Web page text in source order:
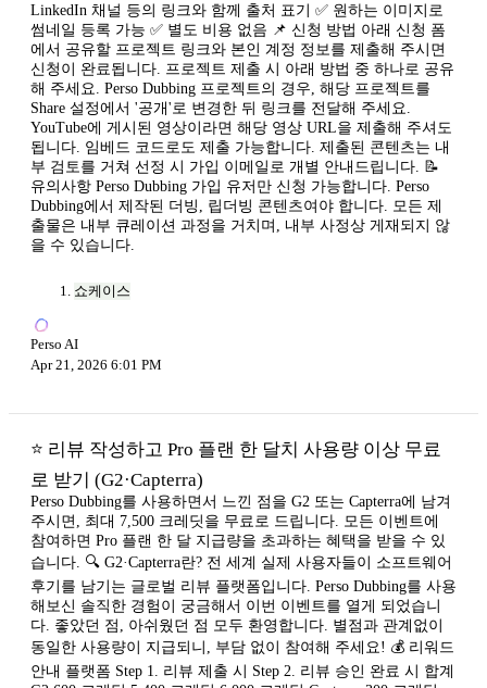
LinkedIn 채널 등의 링크와 함께 출처 표기 ✅ 원하는 이미지로
썸네일 등록 가능 ✅ 별도 비용 없음 📌 신청 방법 아래 신청 폼
에서 공유할 프로젝트 링크와 본인 계정 정보를 제출해 주시면
신청이 완료됩니다. 프로젝트 제출 시 아래 방법 중 하나로 공유
해 주세요. Perso Dubbing 프로젝트의 경우, 해당 프로젝트를
Share 설정에서 '공개'로 변경한 뒤 링크를 전달해 주세요.
YouTube에 게시된 영상이라면 해당 영상 URL을 제출해 주셔도
됩니다. 임베드 코드로도 제출 가능합니다. 제출된 콘텐츠는 내
부 검토를 거쳐 선정 시 가입 이메일로 개별 안내드립니다. 📝
유의사항 Perso Dubbing 가입 유저만 신청 가능합니다. Perso
Dubbing에서 제작된 더빙, 립더빙 콘텐츠여야 합니다. 모든 제
출물은 내부 큐레이션 과정을 거치며, 내부 사정상 게재되지 않
을 수 있습니다.
쇼케이스
Perso AI
Apr 21, 2026 6:01 PM
⭐ 리뷰 작성하고 Pro 플랜 한 달치 사용량 이상 무료
로 받기 (G2·Capterra)
Perso Dubbing를 사용하면서 느낀 점을 G2 또는 Capterra에 남겨
주시면, 최대 7,500 크레딧을 무료로 드립니다. 모든 이벤트에
참여하면 Pro 플랜 한 달 지급량을 초과하는 혜택을 받을 수 있
습니다. 🔍 G2·Capterra란? 전 세계 실제 사용자들이 소프트웨어
후기를 남기는 글로벌 리뷰 플랫폼입니다. Perso Dubbing를 사용
해보신 솔직한 경험이 궁금해서 이번 이벤트를 열게 되었습니
다. 좋았던 점, 아쉬웠던 점 모두 환영합니다. 별점과 관계없이
동일한 사용량이 지급되니, 부담 없이 참여해 주세요! 💰 리워드
안내 플랫폼 Step 1. 리뷰 제출 시 Step 2. 리뷰 승인 완료 시 합계